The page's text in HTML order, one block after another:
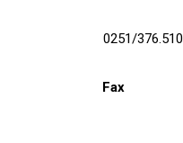
0251/376.510
Fax